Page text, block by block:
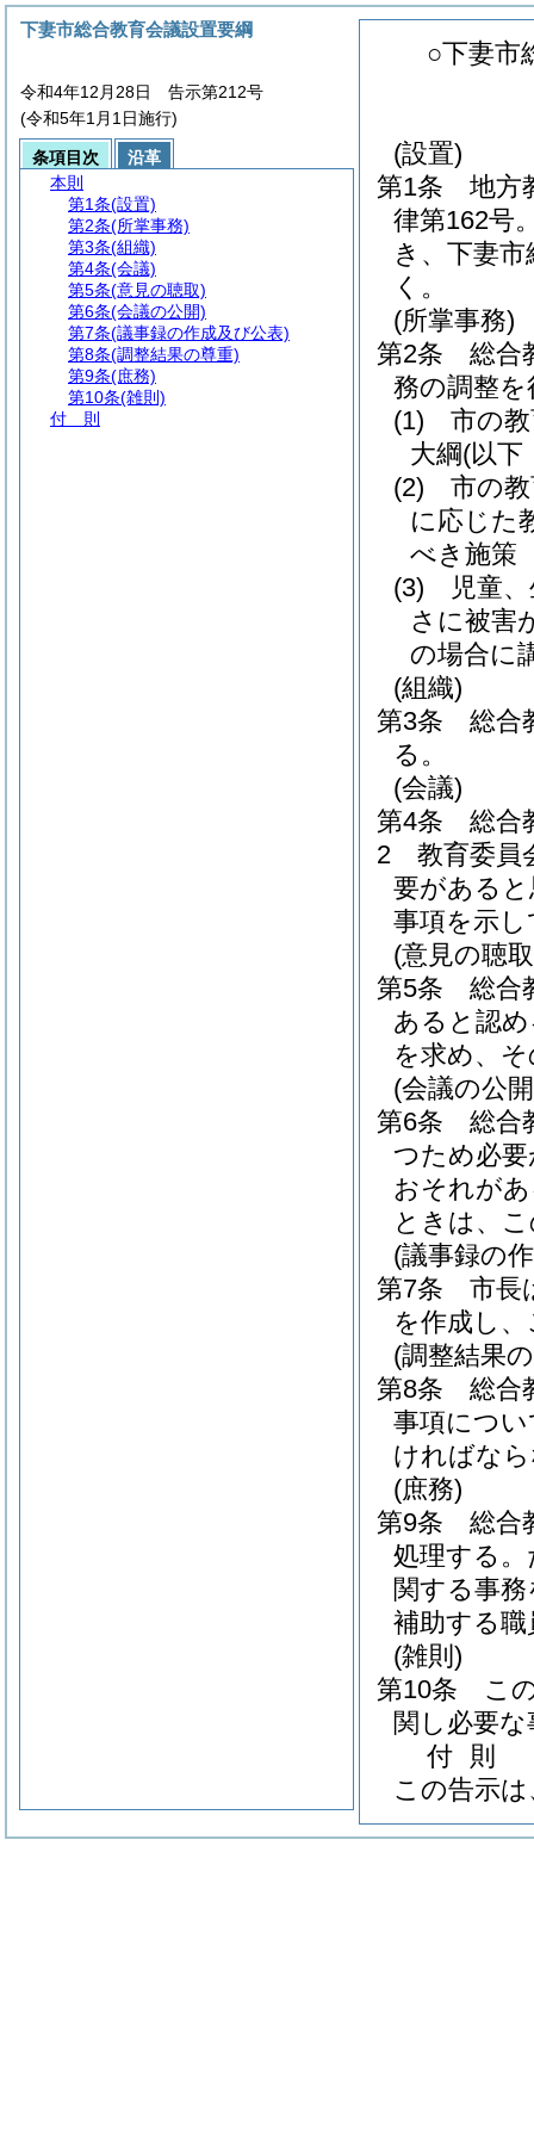
○下妻市
(設置)
第1条
地方
律第162号
き、下妻
く。
(所掌事務)
第2条
総合
務の調整を
(1)
市の
大綱(以下
(2)
市の
に応じた
べき施策
(3)
児童
さに被害
の場合に
(組織)
第3条
総合
る。
(会議)
第4条
総合
2
教育委員
要がある
事項を示
(意見の聴
第5条
総合
あると認
を求め、
(会議の公
第6条
総合
つため必
おそれが
ときは、
(議事録の
第7条
市長
を作成し
(調整結果
第8条
総合
事項につ
ければな
(庶務)
第9条
総合
処理する。
関する事
補助する
(雑則)
第10条
こ
関し必要
付 則
この告示
下妻市総合教育会議設置要綱
令和4年12月28日 告示第212号
(令和5年1月1日施行)
条項目次
沿革
本則
第1条(設置)
第2条(所掌事務)
第3条(組織)
第4条(会議)
第5条(意見の聴取)
第6条(会議の公開)
第7条(議事録の作成及び公表)
第8条(調整結果の尊重)
第9条(庶務)
第10条(雑則)
付 則